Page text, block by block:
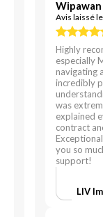
Wipawan
Avis laissé
Highly
especially
navigating
incredibly
was
explained
contract
you so
support!
LIV